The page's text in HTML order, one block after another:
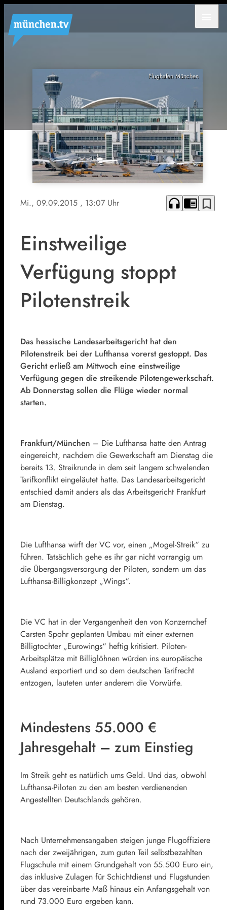
Flughafen München
Mi., 09.09.2015 , 13:07 Uhr headphones chrome_reader_mode bookmark_border
Einstweilige
Verfügung stoppt
Pilotenstreik
Das hessische Landesarbeitsgericht hat den
Pilotenstreik bei der Lufthansa vorerst gestoppt. Das
Gericht erließ am Mittwoch eine einstweilige
Verfügung gegen die streikende Pilotengewerkschaft.
Ab Donnerstag sollen die Flüge wieder normal
starten.
Frankfurt/München – Die Lufthansa hatte den Antrag
eingereicht, nachdem die Gewerkschaft am Dienstag die
bereits 13. Streikrunde in dem seit langem schwelenden
Tarifkonflikt eingeläutet hatte. Das Landesarbeitsgericht
entschied damit anders als das Arbeitsgericht Frankfurt
am Dienstag.
Die Lufthansa wirft der VC vor, einen „Mogel-Streik“ zu
führen. Tatsächlich gehe es ihr gar nicht vorrangig um
die Übergangsversorgung der Piloten, sondern um das
Lufthansa-Billigkonzept „Wings“.
Die VC hat in der Vergangenheit den von Konzernchef
Carsten Spohr geplanten Umbau mit einer externen
Billigtochter „Eurowings“ heftig kritisiert. Piloten-
Arbeitsplätze mit Billiglöhnen würden ins europäische
Ausland exportiert und so dem deutschen Tarifrecht
entzogen, lauteten unter anderem die Vorwürfe.
Mindestens 55.000 €
Jahresgehalt – zum Einstieg
Im Streik geht es natürlich ums Geld. Und das, obwohl
Lufthansa-Piloten zu den am besten verdienenden
Angestellten Deutschlands gehören.
Nach Unternehmensangaben steigen junge Flugoffiziere
nach der zweijährigen, zum guten Teil selbstbezahlten
Flugschule mit einem Grundgehalt von 55.500 Euro ein,
das inklusive Zulagen für Schichtdienst und Flugstunden
über das vereinbarte Maß hinaus ein Anfangsgehalt von
rund 73.000 Euro ergeben kann.